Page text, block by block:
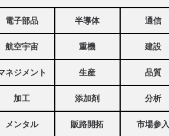
電子部品 半導体 通信
航空宇宙 重機 建設
ネジメント 生産 品質
加工 添加剤 分析
メンタル 販路開拓 市場参入